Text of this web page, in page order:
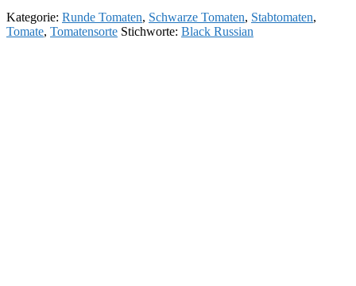
Kategorie: Runde Tomaten, Schwarze Tomaten, Stabtomaten,
Tomate, Tomatensorte Stichworte: Black Russian